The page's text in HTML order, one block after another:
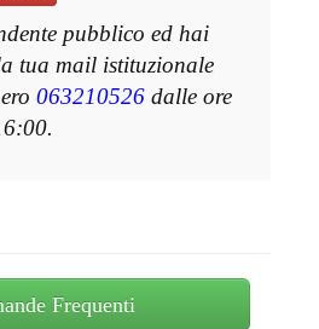
pubblico ed hai
tua mail istituzionale
063210526 dalle ore
Frequenti